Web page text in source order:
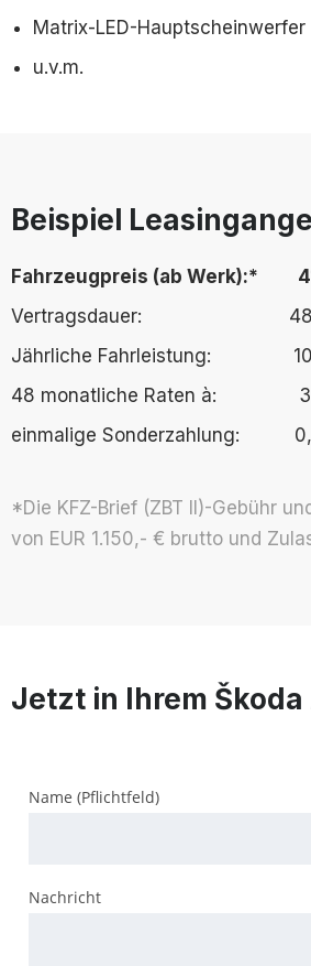
Matrix-LED-Hauptscheinwerfer
u.v.m.
Beispiel
Fahrzeugpreis (ab Werk):*
Vertragsdauer:
Jährliche Fahrleistung:
48 monatliche Raten à:
einmalige Sonderzahlung:
*Die KFZ-Brief (ZBT II)-Gebühr
von EUR 1.150,- € brutto und
Jetzt in Ihrem
Name (Pflichtfeld)
Nachricht